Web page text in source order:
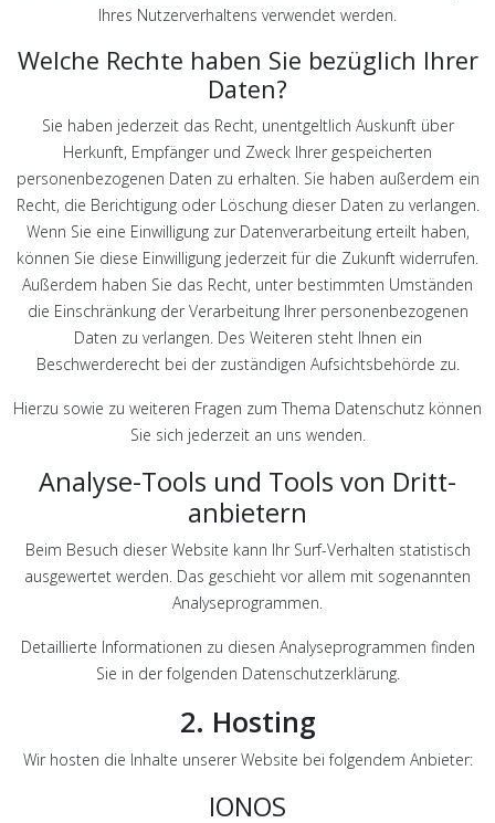
Ihres Nutzerverhaltens verwendet werden.
Welche Rechte haben Sie bezüglich Ihrer
Daten?
Sie haben jederzeit das Recht, unentgeltlich Auskunft über
Herkunft, Empfänger und Zweck Ihrer gespeicherten
personenbezogenen Daten zu erhalten. Sie haben außerdem ein
Recht, die Berichtigung oder Löschung dieser Daten zu verlangen.
Wenn Sie eine Einwilligung zur Datenverarbeitung erteilt haben,
können Sie diese Einwilligung jederzeit für die Zukunft widerrufen.
Außerdem haben Sie das Recht, unter bestimmten Umständen
die Einschränkung der Verarbeitung Ihrer personenbezogenen
Daten zu verlangen. Des Weiteren steht Ihnen ein
Beschwerderecht bei der zuständigen Aufsichtsbehörde zu.
Hierzu sowie zu weiteren Fragen zum Thema Datenschutz können
Sie sich jederzeit an uns wenden.
Analyse-Tools und Tools von Dritt­
anbietern
Beim Besuch dieser Website kann Ihr Surf-Verhalten statistisch
ausgewertet werden. Das geschieht vor allem mit sogenannten
Analyseprogrammen.
Detaillierte Informationen zu diesen Analyseprogrammen finden
Sie in der folgenden Datenschutzerklärung.
2. Hosting
Wir hosten die Inhalte unserer Website bei folgendem Anbieter:
IONOS